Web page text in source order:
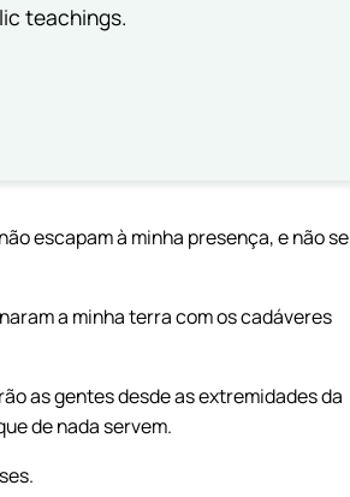
teachings.
escapam à minha presença, e não se
a minha terra com os cadáveres
as gentes desde as extremidades da
de nada servem.